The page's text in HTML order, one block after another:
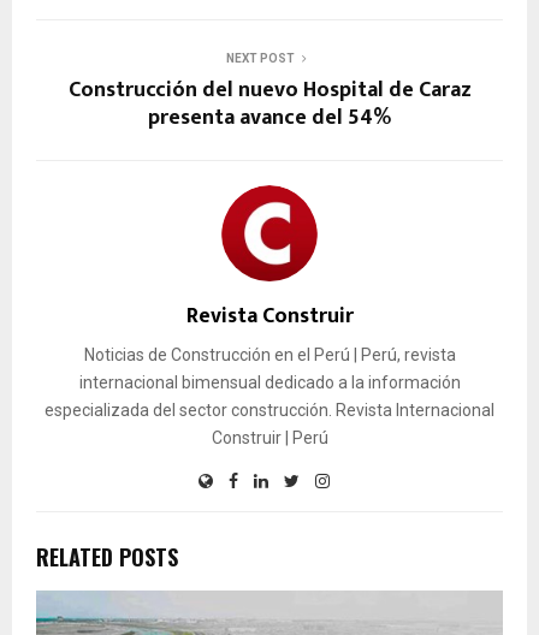
NEXT POST
Construcción del nuevo Hospital de Caraz
presenta avance del 54%
Revista Construir
Noticias de Construcción en el Perú | Perú, revista
internacional bimensual dedicado a la información
especializada del sector construcción. Revista Internacional
Construir | Perú
RELATED POSTS